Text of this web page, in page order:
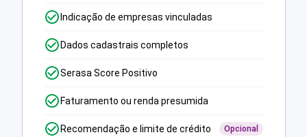
Indicação de empresas vinculadas
Dados cadastrais completos
Serasa Score Positivo
Faturamento ou renda presumida
Recomendação e limite de crédito Opcional